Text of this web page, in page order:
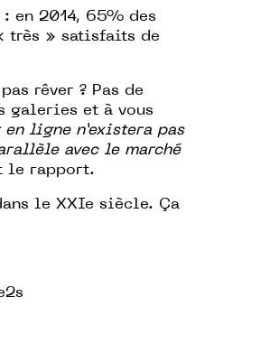
en 2014, 65% des
très » satisfaits de
rêver ? Pas de
galeries et à vous
en ligne n’existera pas
avec le marché
le rapport.
le XXIe siècle. Ça